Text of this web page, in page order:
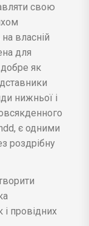
свою
власній
для
як
нижньої і
є одними
роздрібну
і провідних